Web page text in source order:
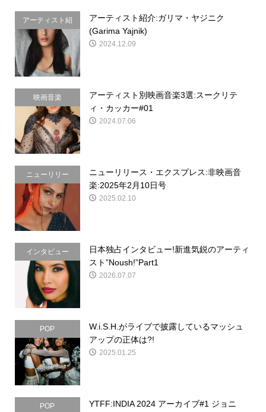
アーティスト紹
介
アーティスト紹介:ガリマ・ヤジニク
(Garima Yajnik)
2024.12.09
映画音楽
アーティスト別映画音楽3選:スークリテ
ィ・カッカー#01
2024.07.06
ニューリリー
ス・エクスプレ
ス
ニューリリース・エクスプレス:非映画音
楽:2025年2月10日号
2025.02.10
インタビュー
日本独占インタビュー!新進気鋭のアーティ
スト”Noush!”Part1
2026.07.07
POP
W.i.S.H.がライブで披露しているマッシュ
アップの正体は?!
2025.01.25
POP YTFF:INDIA 2024 アーカイブ#1 ジョニ